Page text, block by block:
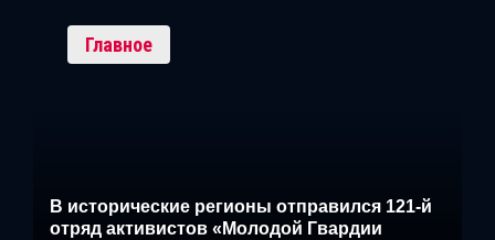
Главное
В исторические регионы отправился 121-й
отряд активистов «Молодой Гвардии